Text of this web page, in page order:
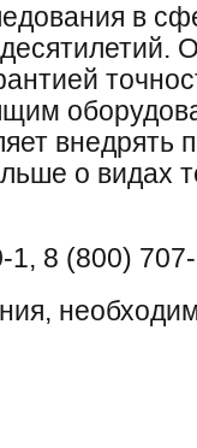
в
внедрять
о видах
1, 8 (800)